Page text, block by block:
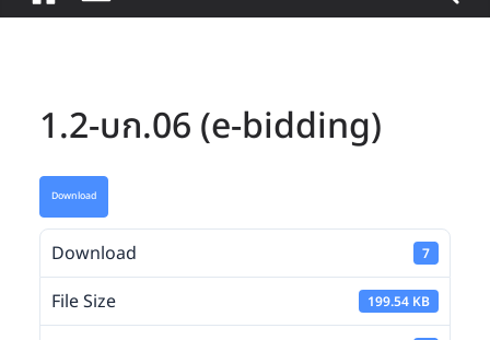
1.2-บก.06 (e-bidding)
Download
Download 7
File Size 199.54 KB